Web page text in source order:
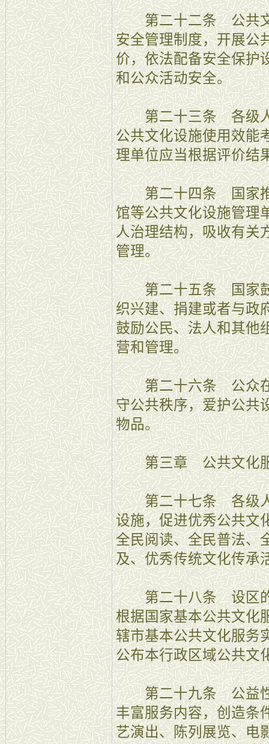
第二十二条 公共文
安全管理制度，开展公
价，依法配备安全保护
和公众活动安全。
第二十三条 各级人
公共文化设施使用效能
理单位应当根据评价结
第二十四条 国家推
馆等公共文化设施管理
人治理结构，吸收有关
管理。
第二十五条 国家鼓
织兴建、捐建或者与政
鼓励公民、法人和其他
营和管理。
第二十六条 公众在
守公共秩序，爱护公共
物品。
第三章 公共文化服
第二十七条 各级人
设施，促进优秀公共文
全民阅读、全民普法、
及、优秀传统文化传承
第二十八条 设区的
根据国家基本公共文化
辖市基本公共文化服务
公布本行政区域公共文
第二十九条 公益性
丰富服务内容，创造条
艺演出、陈列展览、电